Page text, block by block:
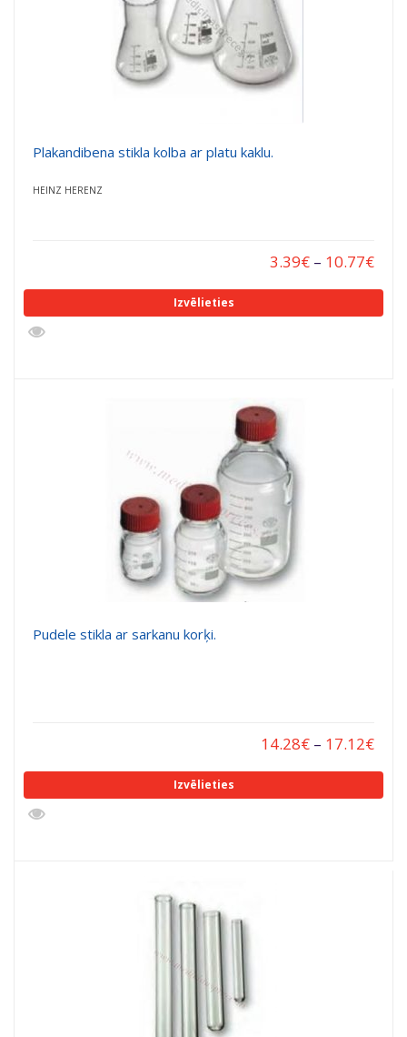
Plakandibena stikla kolba ar platu kaklu.
HEINZ HERENZ
3.39€ – 10.77€
Izvēlieties
Pudele stikla ar sarkanu korķi.
14.28€ – 17.12€
Izvēlieties